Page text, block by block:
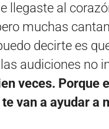
llegaste al
muchas
decirte es
audiciones no
veces. Porque
van a ayudar a